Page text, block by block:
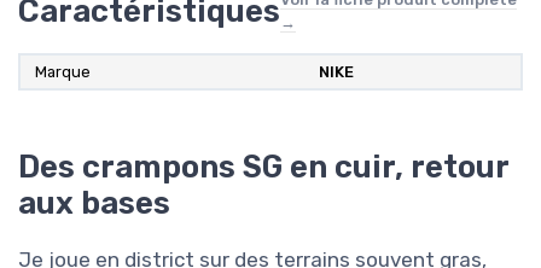
Caractéristiques →
Marque NIKE
Des crampons SG en cuir, retour
aux bases
Je joue en district sur des terrains souvent gras,